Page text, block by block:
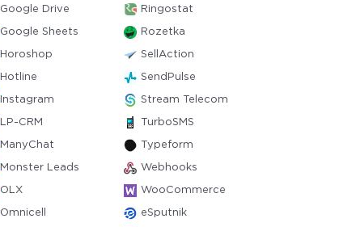
Google Drive Ringostat
Google Sheets Rozetka
Horoshop SellAction
Hotline SendPulse
Instagram Stream Telecom
LP-CRM TurboSMS
ManyChat Typeform
Monster Leads Webhooks
OLX WooCommerce
Omnicell eSputnik